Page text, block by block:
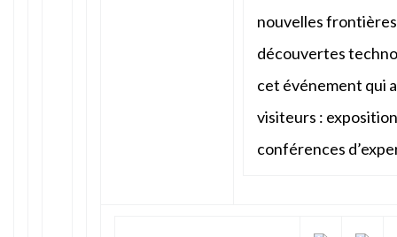
nouvelles frontières
découvertes
cet événement qui
visiteurs :
conférences